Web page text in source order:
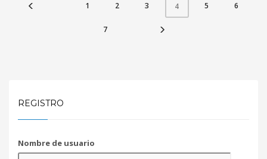
1 2 3 4 5 6
7
REGISTRO
Nombre de usuario